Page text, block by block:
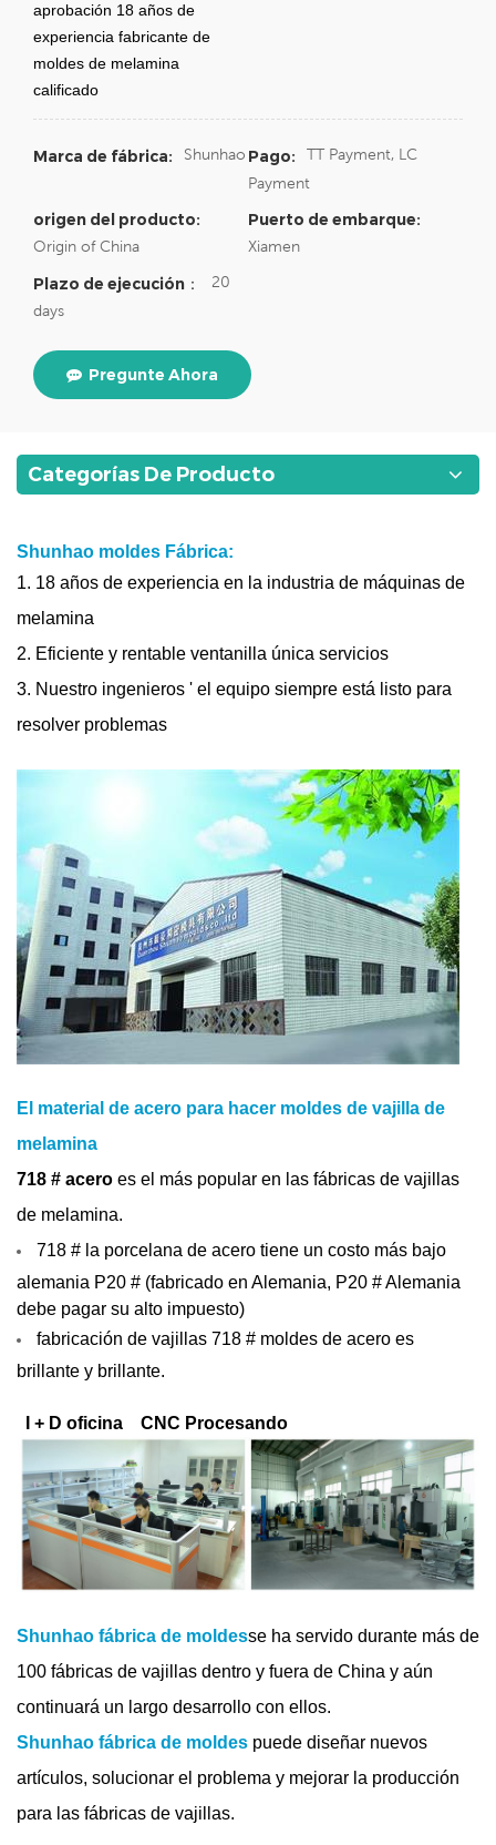
aprobación 18 años de
experiencia fabricante de
moldes de melamina
calificado
Marca de fábrica: Shunhao Pago:
TT Payment, LC
Payment
origen del producto:
Origin of China
Puerto de embarque:
Xiamen
Plazo de ejecución：
20
days
Pregunte Ahora
Categorías De Producto
Shunhao moldes Fábrica:
1. 18 años de experiencia en la industria de máquinas de
melamina
2. Eficiente y rentable ventanilla única servicios
3. Nuestro ingenieros ' el equipo siempre está listo para
resolver problemas
El material de acero para hacer moldes de vajilla de
melamina
718 # acero es el más popular en las fábricas de vajillas
de melamina.
718 # la porcelana de acero tiene un costo más bajo
alemania P20 # (fabricado en Alemania, P20 # Alemania
debe pagar su alto impuesto)
fabricación de vajillas 718 # moldes de acero es
brillante y brillante.
I + D oficina CNC Procesando
Shunhao fábrica de moldesse ha servido durante más de
100 fábricas de vajillas dentro y fuera de China y aún
continuará un largo desarrollo con ellos.
Shunhao fábrica de moldes puede diseñar nuevos
artículos, solucionar el problema y mejorar la producción
para las fábricas de vajillas.